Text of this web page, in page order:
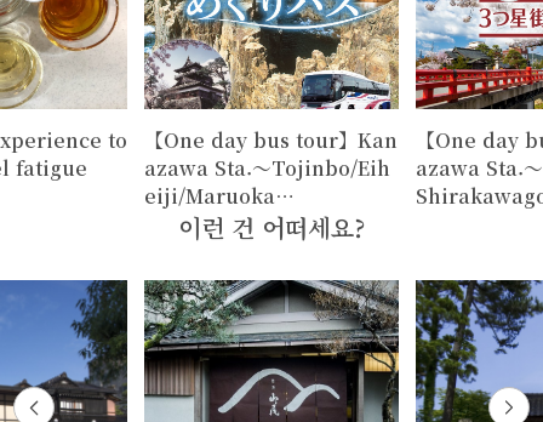
to
fatigue
【One day bus tour】Kan
azawa Sta.～Tojinbo/Eih
eiji/Maruoka…
【One day
azawa Sta.
이런 건 어떠세요?